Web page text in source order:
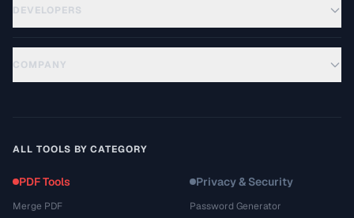
DEVELOPERS
COMPANY
ALL TOOLS BY CATEGORY
PDF Tools
Merge PDF
Privacy & Security
Password Generator